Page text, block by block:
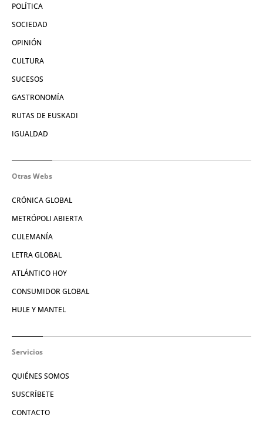
POLÍTICA
SOCIEDAD
OPINIÓN
CULTURA
SUCESOS
GASTRONOMÍA
RUTAS DE EUSKADI
IGUALDAD
Otras Webs
CRÓNICA GLOBAL
METRÓPOLI ABIERTA
CULEMANÍA
LETRA GLOBAL
ATLÁNTICO HOY
CONSUMIDOR GLOBAL
HULE Y MANTEL
Servicios
QUIÉNES SOMOS
SUSCRÍBETE
CONTACTO